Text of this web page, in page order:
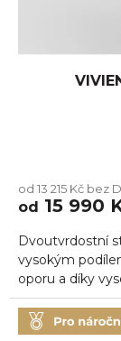
produktu
je
z
5
hvězdiček.
od 13 215 Kč bez
od 15 990
Dvoutvrdostní
vysokým
oporu a díky